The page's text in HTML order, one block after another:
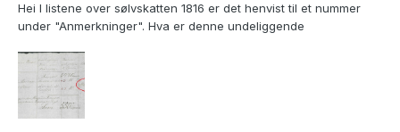
Hei I listene over sølvskatten 1816 er det henvist til et nummer
under "Anmerkninger". Hva er denne undeliggende
nummeret på den utleverte kvitteringen for innbetalingen?)
https://media.digitalarkivet.no/view/52588/12...